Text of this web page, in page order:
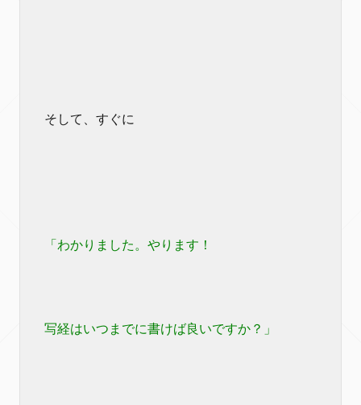
そして、すぐに
「わかりました。やります！
写経はいつまでに書けば良いですか？」